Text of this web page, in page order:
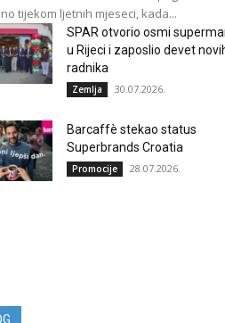
tijekom ljetnih mjeseci, kada...
SPAR otvorio osmi
u Rijeci i zaposlio devet
radnika
Zemlja 30.07.2026.
Barcaffè stekao status
Superbrands Croatia
Promocije 28.07.2026.